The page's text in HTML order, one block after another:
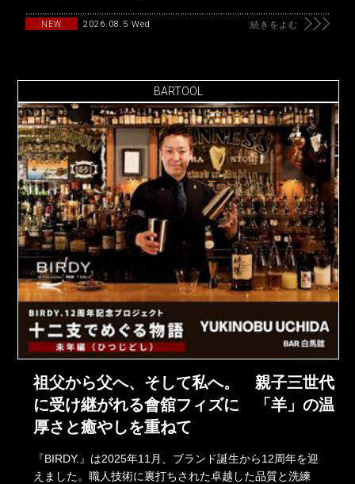
NEW 2026.08.5 Wed 続きをよむ
BARTOOL
祖父から父へ、そして私へ。 親子三世代
に受け継がれる會舘フィズに 「羊」の温
厚さと癒やしを重ねて
『BIRDY.』は2025年11月、ブランド誕生から12周年を迎
えました。職人技術に裏打ちされた卓越した品質と洗練